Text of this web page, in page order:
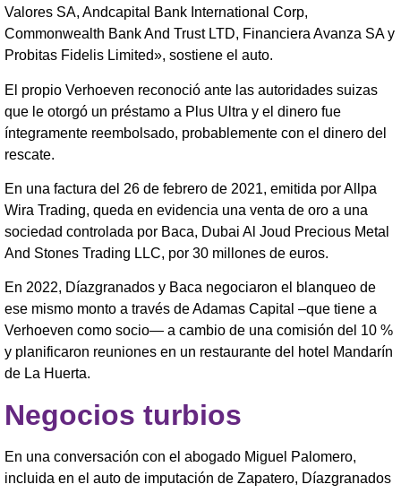
Valores SA, Andcapital Bank International Corp,
Commonwealth Bank And Trust LTD, Financiera Avanza SA y
Probitas Fidelis Limited», sostiene el auto.
El propio Verhoeven reconoció ante las autoridades suizas
que le otorgó un préstamo a Plus Ultra y el dinero fue
íntegramente reembolsado, probablemente con el dinero del
rescate.
En una factura del 26 de febrero de 2021, emitida por Allpa
Wira Trading, queda en evidencia una venta de oro a una
sociedad controlada por Baca, Dubai Al Joud Precious Metal
And Stones Trading LLC, por 30 millones de euros.
En 2022, Díazgranados y Baca negociaron el blanqueo de
ese mismo monto a través de Adamas Capital –que tiene a
Verhoeven como socio— a cambio de una comisión del 10 %
y planificaron reuniones en un restaurante del hotel Mandarín
de La Huerta.
Negocios turbios
En una conversación con el abogado Miguel Palomero,
incluida en el auto de imputación de Zapatero, Díazgranados